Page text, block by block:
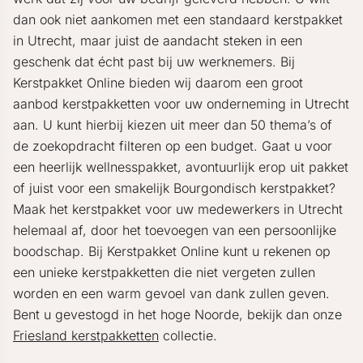
dan ook niet aankomen met een standaard kerstpakket
in Utrecht, maar juist de aandacht steken in een
geschenk dat écht past bij uw werknemers. Bij
Kerstpakket Online bieden wij daarom een groot
aanbod kerstpakketten voor uw onderneming in Utrecht
aan. U kunt hierbij kiezen uit meer dan 50 thema’s of
de zoekopdracht filteren op een budget. Gaat u voor
een heerlijk wellnesspakket, avontuurlijk erop uit pakket
of juist voor een smakelijk Bourgondisch kerstpakket?
Maak het kerstpakket voor uw medewerkers in Utrecht
helemaal af, door het toevoegen van een persoonlijke
boodschap. Bij Kerstpakket Online kunt u rekenen op
een unieke kerstpakketten die niet vergeten zullen
worden en een warm gevoel van dank zullen geven.
Bent u gevestogd in het hoge Noorde, bekijk dan onze
Friesland kerstpakketten collectie.